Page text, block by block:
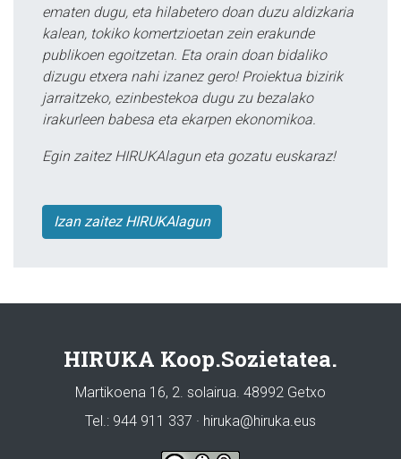
ematen dugu, eta hilabetero doan duzu aldizkaria
kalean, tokiko komertzioetan zein erakunde
publikoen egoitzetan. Eta orain doan bidaliko
dizugu etxera nahi izanez gero! Proiektua bizirik
jarraitzeko, ezinbestekoa dugu zu bezalako
irakurleen babesa eta ekarpen ekonomikoa.
Egin zaitez HIRUKAlagun eta gozatu euskaraz!
Izan zaitez HIRUKAlagun
HIRUKA Koop.Sozietatea.
Martikoena 16, 2. solairua. 48992 Getxo
Tel.: 944 911 337 · hiruka@hiruka.eus